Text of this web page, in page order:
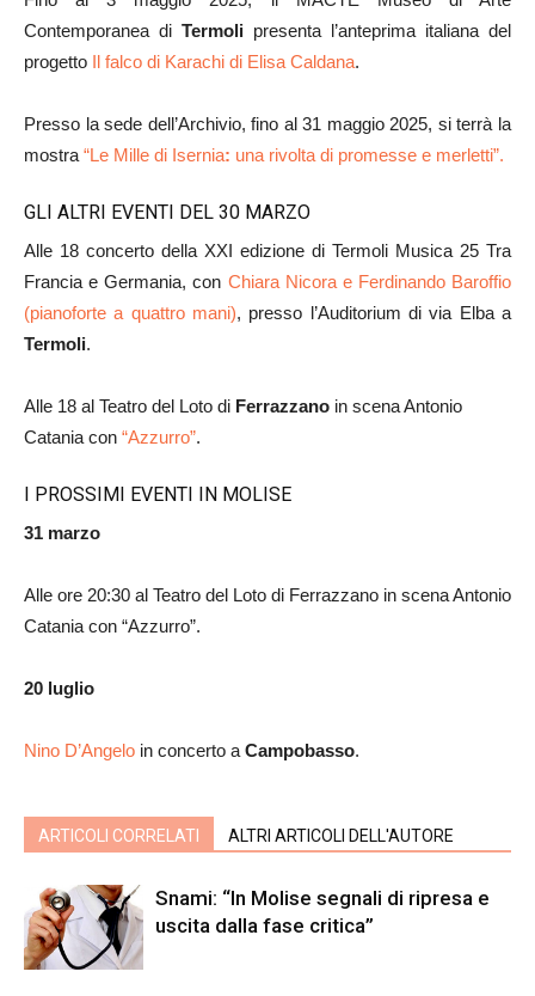
Contemporanea di Termoli presenta l’anteprima italiana del
progetto Il falco di Karachi di Elisa Caldana.
Presso la sede dell’Archivio, fino al 31 maggio 2025, si terrà la
mostra “Le Mille di Isernia: una rivolta di promesse e merletti”.
GLI ALTRI EVENTI DEL 30 MARZO
Alle 18 concerto della XXI edizione di Termoli Musica 25 Tra
Francia e Germania, con Chiara Nicora e Ferdinando Baroffio
(pianoforte a quattro mani), presso l’Auditorium di via Elba a
Termoli.
Alle 18 al Teatro del Loto di Ferrazzano in scena Antonio
Catania con “Azzurro”.
I PROSSIMI EVENTI IN MOLISE
31 marzo
Alle ore 20:30 al Teatro del Loto di Ferrazzano in scena Antonio
Catania con “Azzurro”.
20 luglio
Nino D’Angelo in concerto a Campobasso.
ARTICOLI CORRELATI ALTRI ARTICOLI DELL'AUTORE
Snami: “In Molise segnali di ripresa e
uscita dalla fase critica”